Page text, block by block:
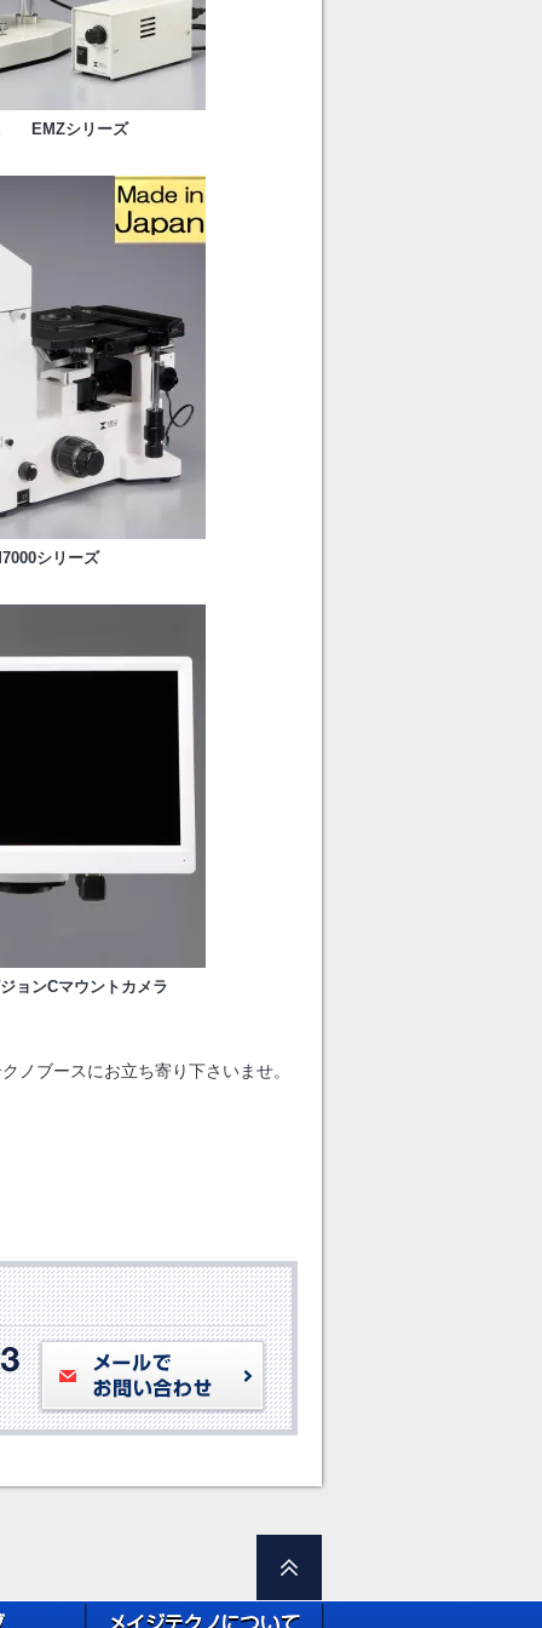
EMZシリーズ
シリーズ
ジョンCマウントカメラ
ブースにお立ち寄り下さいませ。
メールでお問い合わせ